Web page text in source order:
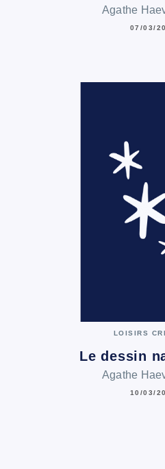
Agathe
07/03/
LOISIRS
Le dessin
Agathe
10/03/